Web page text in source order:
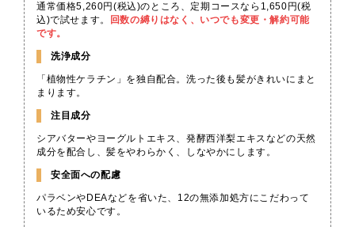
通常価格5,260円(税込)のところ、定期コースなら1,650円(税
込)で試せます。
回数の縛りはなく、いつでも変更・解約可能
です。
洗浄成分
「植物性ケラチン」を独自配合。洗った後も髪がきれいにまと
まります。
注目成分
シアバターやヨーグルトエキス、発酵西洋梨エキスなどの天然
成分を配合し、髪をやわらかく、しなやかにします。
安全面への配慮
パラベンやDEAなどを省いた、12の無添加処方にこだわって
いるため安心です。